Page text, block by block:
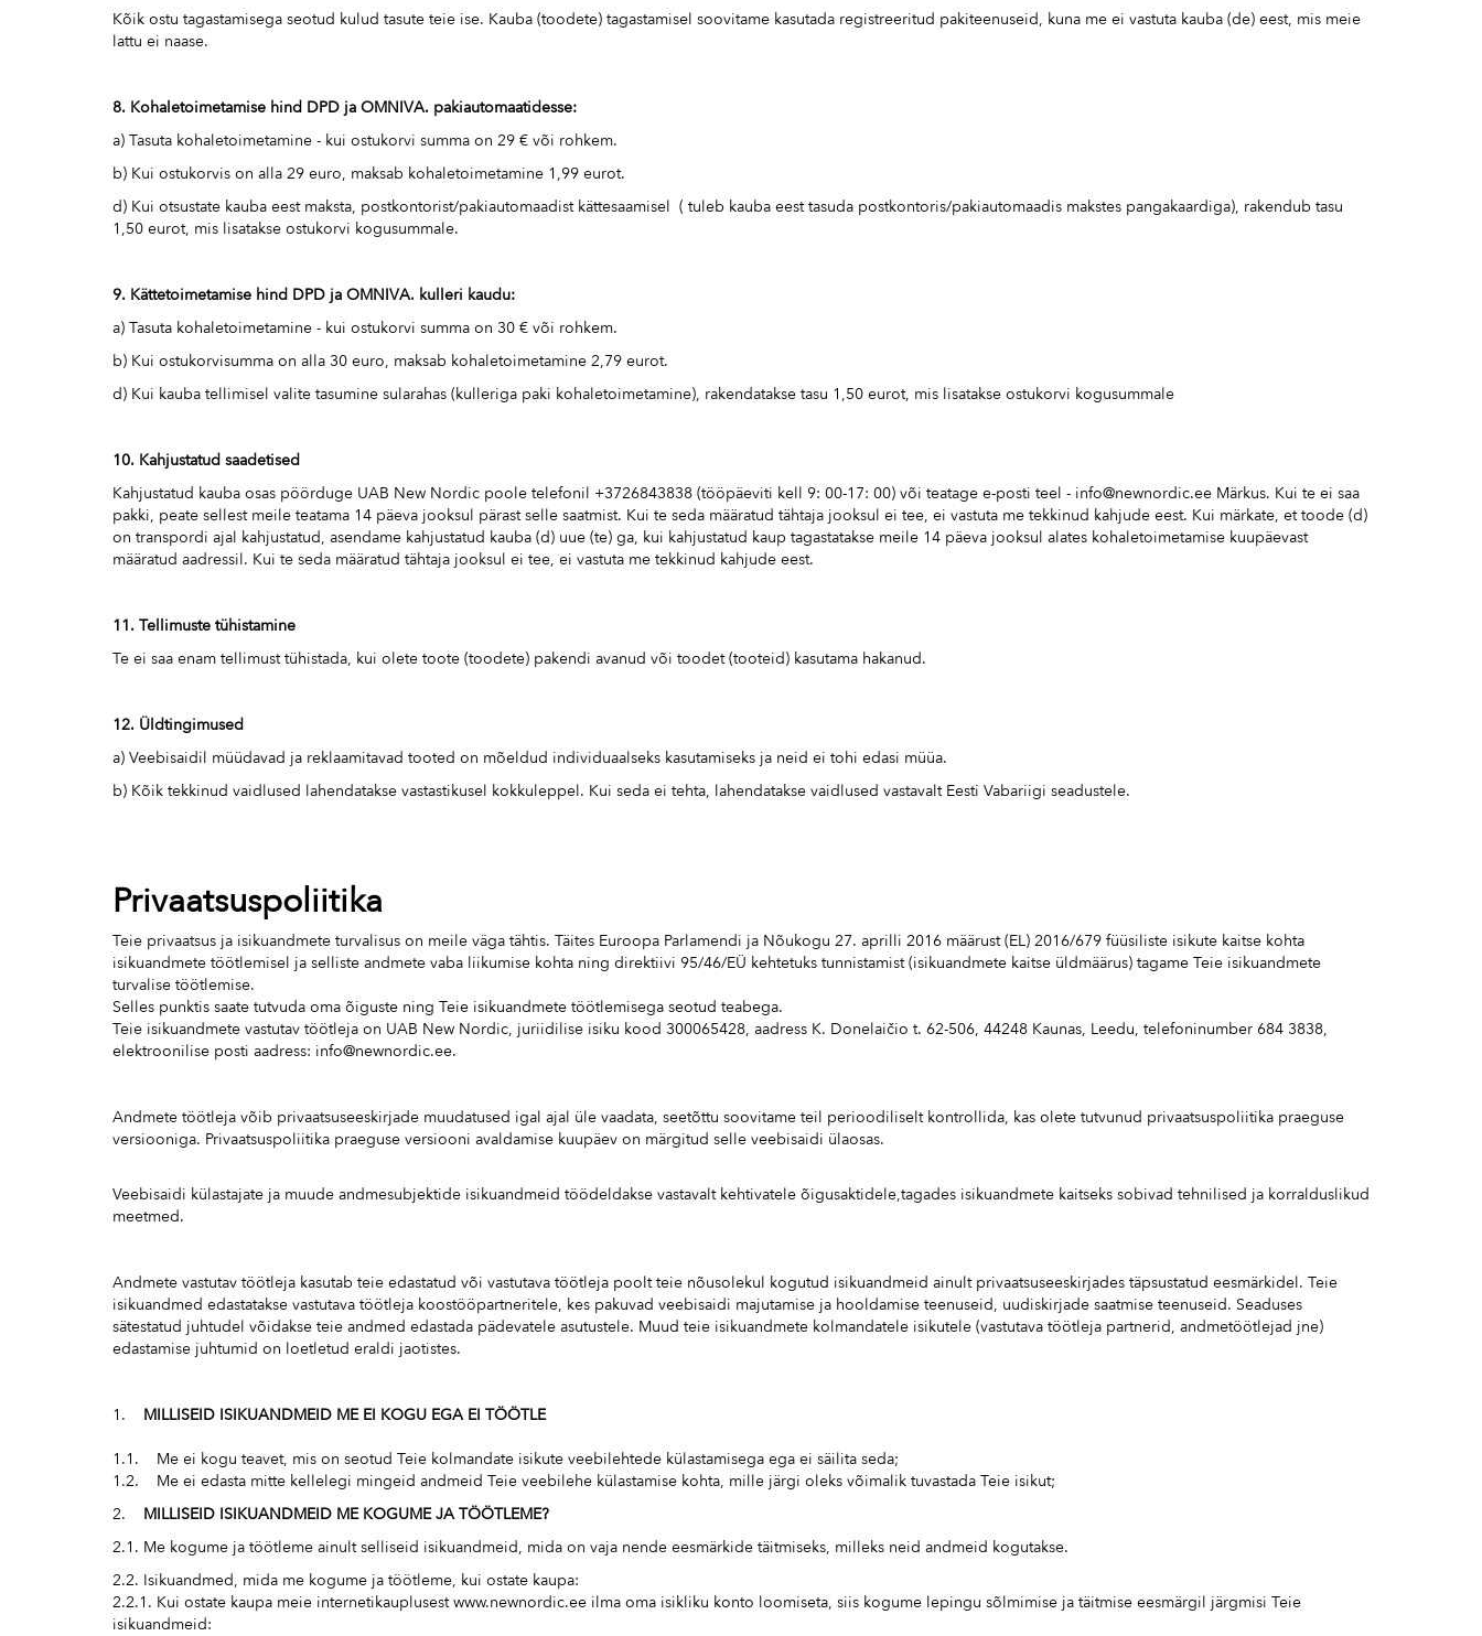
Kõik ostu tagastamisega seotud kulud tasute teie ise. Kauba (toodete) tagastamisel soovitame kasutada registreeritud pakiteenuseid, kuna me ei vastuta kauba (de) eest, mis meie
lattu ei naase.
8. Kohaletoimetamise hind DPD ja OMNIVA. pakiautomaatidesse:
a) Tasuta kohaletoimetamine - kui ostukorvi summa on 29 € või rohkem.
b) Kui ostukorvis on alla 29 euro, maksab kohaletoimetamine 1,99 eurot.
d) Kui otsustate kauba eest maksta, postkontorist/pakiautomaadist kättesaamisel ( tuleb kauba eest tasuda postkontoris/pakiautomaadis makstes pangakaardiga), rakendub tasu
1,50 eurot, mis lisatakse ostukorvi kogusummale.
9. Kättetoimetamise hind DPD ja OMNIVA. kulleri kaudu:
a) Tasuta kohaletoimetamine - kui ostukorvi summa on 30 € või rohkem.
b) Kui ostukorvisumma on alla 30 euro, maksab kohaletoimetamine 2,79 eurot.
d) Kui kauba tellimisel valite tasumine sularahas (kulleriga paki kohaletoimetamine), rakendatakse tasu 1,50 eurot, mis lisatakse ostukorvi kogusummale
10. Kahjustatud saadetised
Kahjustatud kauba osas pöörduge UAB New Nordic poole telefonil +3726843838 (tööpäeviti kell 9: 00-17: 00) või teatage e-posti teel - info@newnordic.ee Märkus. Kui te ei saa
pakki, peate sellest meile teatama 14 päeva jooksul pärast selle saatmist. Kui te seda määratud tähtaja jooksul ei tee, ei vastuta me tekkinud kahjude eest. Kui märkate, et toode (d)
on transpordi ajal kahjustatud, asendame kahjustatud kauba (d) uue (te) ga, kui kahjustatud kaup tagastatakse meile 14 päeva jooksul alates kohaletoimetamise kuupäevast
määratud aadressil. Kui te seda määratud tähtaja jooksul ei tee, ei vastuta me tekkinud kahjude eest.
11. Tellimuste tühistamine
Te ei saa enam tellimust tühistada, kui olete toote (toodete) pakendi avanud või toodet (tooteid) kasutama hakanud.
12. Üldtingimused
a) Veebisaidil müüdavad ja reklaamitavad tooted on mõeldud individuaalseks kasutamiseks ja neid ei tohi edasi müüa.
b) Kõik tekkinud vaidlused lahendatakse vastastikusel kokkuleppel. Kui seda ei tehta, lahendatakse vaidlused vastavalt Eesti Vabariigi seadustele.
Privaatsuspoliitika
Teie privaatsus ja isikuandmete turvalisus on meile väga tähtis. Täites Euroopa Parlamendi ja Nõukogu 27. aprilli 2016 määrust (EL) 2016/679 füüsiliste isikute kaitse kohta
isikuandmete töötlemisel ja selliste andmete vaba liikumise kohta ning direktiivi 95/46/EÜ kehtetuks tunnistamist (isikuandmete kaitse üldmäärus) tagame Teie isikuandmete
turvalise töötlemise.
Selles punktis saate tutvuda oma õiguste ning Teie isikuandmete töötlemisega seotud teabega.
Teie isikuandmete vastutav töötleja on UAB New Nordic, juriidilise isiku kood 300065428, aadress K. Donelaičio t. 62-506, 44248 Kaunas, Leedu, telefoninumber 684 3838,
elektroonilise posti aadress: info@newnordic.ee.
Andmete töötleja võib privaatsuseeskirjade muudatused igal ajal üle vaadata, seetõttu soovitame teil perioodiliselt kontrollida, kas olete tutvunud privaatsuspoliitika praeguse
versiooniga. Privaatsuspoliitika praeguse versiooni avaldamise kuupäev on märgitud selle veebisaidi ülaosas.
Veebisaidi külastajate ja muude andmesubjektide isikuandmeid töödeldakse vastavalt kehtivatele õigusaktidele,tagades isikuandmete kaitseks sobivad tehnilised ja korralduslikud
meetmed.
Andmete vastutav töötleja kasutab teie edastatud või vastutava töötleja poolt teie nõusolekul kogutud isikuandmeid ainult privaatsuseeskirjades täpsustatud eesmärkidel. Teie
isikuandmed edastatakse vastutava töötleja koostööpartneritele, kes pakuvad veebisaidi majutamise ja hooldamise teenuseid, uudiskirjade saatmise teenuseid. Seaduses
sätestatud juhtudel võidakse teie andmed edastada pädevatele asutustele. Muud teie isikuandmete kolmandatele isikutele (vastutava töötleja partnerid, andmetöötlejad jne)
edastamise juhtumid on loetletud eraldi jaotistes.
1. MILLISEID ISIKUANDMEID ME EI KOGU EGA EI TÖÖTLE
1.1. Me ei kogu teavet, mis on seotud Teie kolmandate isikute veebilehtede külastamisega ega ei säilita seda;
1.2. Me ei edasta mitte kellelegi mingeid andmeid Teie veebilehe külastamise kohta, mille järgi oleks võimalik tuvastada Teie isikut;
2. MILLISEID ISIKUANDMEID ME KOGUME JA TÖÖTLEME?
2.1. Me kogume ja töötleme ainult selliseid isikuandmeid, mida on vaja nende eesmärkide täitmiseks, milleks neid andmeid kogutakse.
2.2. Isikuandmed, mida me kogume ja töötleme, kui ostate kaupa:
2.2.1. Kui ostate kaupa meie internetikauplusest www.newnordic.ee ilma oma isikliku konto loomiseta, siis kogume lepingu sõlmimise ja täitmise eesmärgil järgmisi Teie
isikuandmeid: